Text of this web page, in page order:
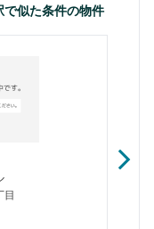
で似た条件の物件
目